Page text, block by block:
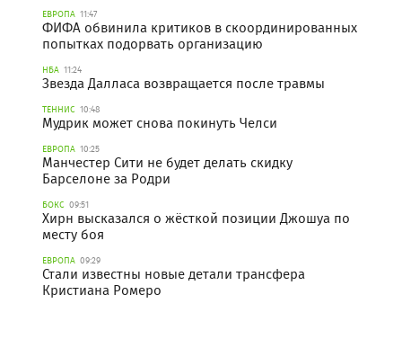
ЕВРОПА 11:47
ФИФА обвинила критиков в скоординированных
попытках подорвать организацию
НБА 11:24
Звезда Далласа возвращается после травмы
ТЕННИС 10:48
Мудрик может снова покинуть Челси
ЕВРОПА 10:25
Манчестер Сити не будет делать скидку
Барселоне за Родри
БОКС 09:51
Хирн высказался о жёсткой позиции Джошуа по
месту боя
ЕВРОПА 09:29
Стали известны новые детали трансфера
Кристиана Ромеро